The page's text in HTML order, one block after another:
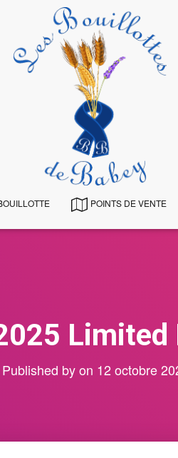
POINTS DE VENTE
Published byon 12 octobre